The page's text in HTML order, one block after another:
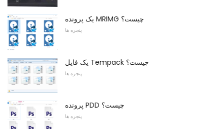
یک پرونده MRIMG چیست؟
پنجره ها
یک فایل Tempack چیست؟
پنجره ها
پرونده PDD چیست؟
پنجره ها